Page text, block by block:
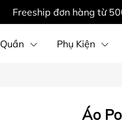
Freeship đơn hàng từ
Quần Phụ Kiện
Áo